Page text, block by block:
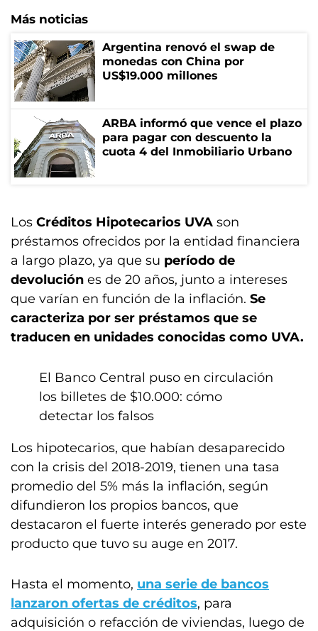
Más noticias
Argentina renovó el swap de
monedas con China por
US$19.000 millones
ARBA informó que vence el plazo
para pagar con descuento la
cuota 4 del Inmobiliario Urbano
Los Créditos Hipotecarios UVA son
préstamos ofrecidos por la entidad financiera
a largo plazo, ya que su período de
devolución es de 20 años, junto a intereses
que varían en función de la inflación. Se
caracteriza por ser préstamos que se
traducen en unidades conocidas como UVA.
El Banco Central puso en circulación
los billetes de $10.000: cómo
detectar los falsos
Los hipotecarios, que habían desaparecido
con la crisis del 2018-2019, tienen una tasa
promedio del 5% más la inflación, según
difundieron los propios bancos, que
destacaron el fuerte interés generado por este
producto que tuvo su auge en 2017.
Hasta el momento, una serie de bancos
lanzaron ofertas de créditos, para
adquisición o refacción de viviendas, luego de